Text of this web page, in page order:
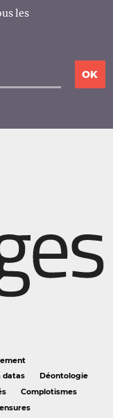
les
datas
Déontologie
Complotismes